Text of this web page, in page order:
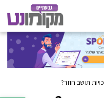
תושב חוזר?